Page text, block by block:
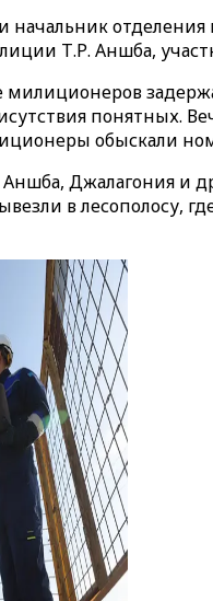
начальник
Т.Р. Аншба,
милиционеров
понятных.
обыскали
Джалагония и
в лесополосу,